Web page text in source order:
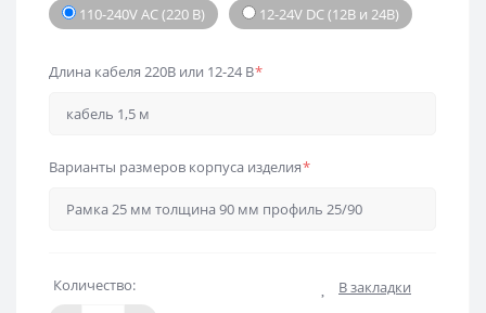
110-240V AC (220 В)
12-24V DC (12В и 24В)
Длина кабеля 220В или 12-24 В*
Варианты размеров корпуса изделия*
Количество: В закладки